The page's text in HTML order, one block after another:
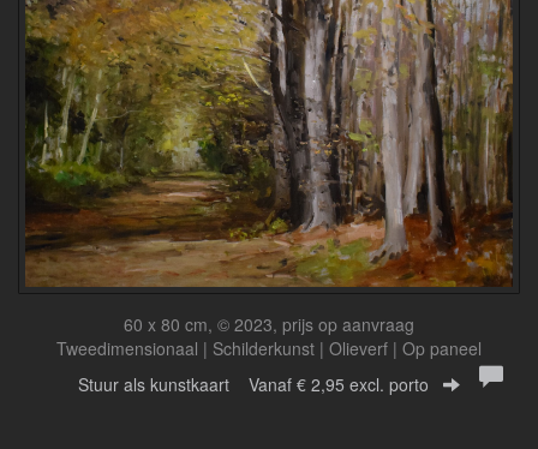
60 x 80 cm, © 2023, prijs op aanvraag
Tweedimensionaal | Schilderkunst | Olieverf | Op paneel
Stuur als kunstkaart Vanaf € 2,95 excl. porto